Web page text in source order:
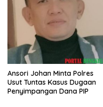
Ansori Johan Minta Polres
Usut Tuntas Kasus Dugaan
Penyimpangan Dana PIP